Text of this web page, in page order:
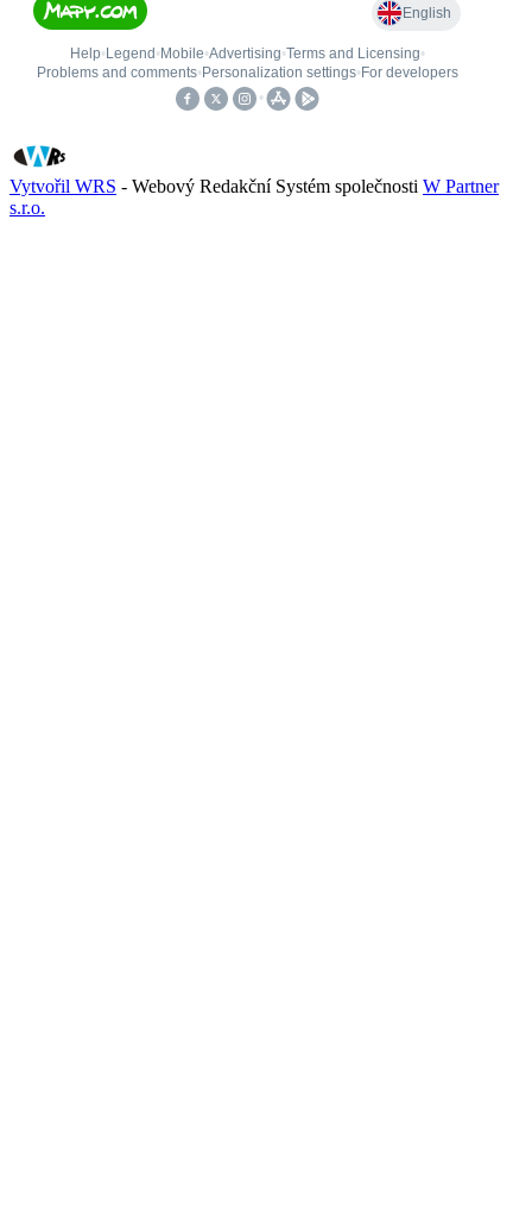
Vytvořil WRS - Webový Redakční Systém společnosti W Partner
s.r.o.